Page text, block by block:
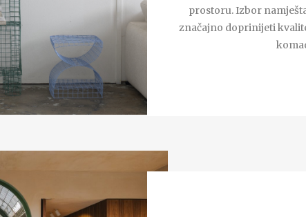
prostoru. Izbor
značajno doprinijeti